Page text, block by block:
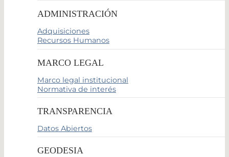
ADMINISTRACIÓN
Adquisiciones
Recursos Humanos
MARCO LEGAL
Marco legal institucional
Normativa de interés
TRANSPARENCIA
Datos Abiertos
GEODESIA